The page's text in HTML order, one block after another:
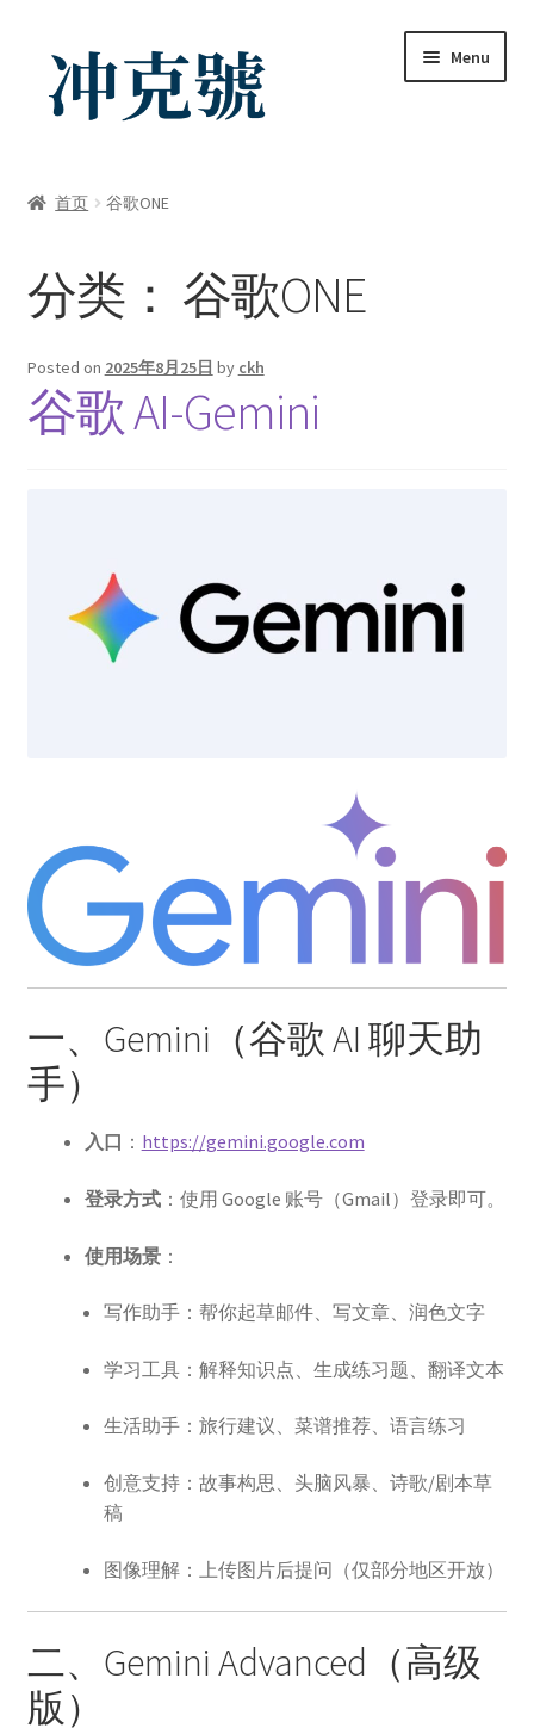
navigation
content
Menu
YouTube会员
商店
我的帐户
机场订阅
流媒体账号
环球巴士
谷歌产品
苹果礼品卡付款页：
谷歌One
谷歌代购
谷歌礼品卡
土耳其礼品卡
日本礼品卡
英国礼品卡
首页 谷歌ONE
分类： 谷歌ONE
Posted on 2025年8月25日 by ckh
谷歌 AI-Gemini
一、Gemini（谷歌 AI 聊天助
手）
入口 ： https://gemini.google.com
登录方式：使用 Google 账号（Gmail）登录即可。
使用场景：
写作助手：帮你起草邮件、写文章、润色文字
学习工具：解释知识点、生成练习题、翻译文本
生活助手：旅行建议、菜谱推荐、语言练习
创意支持：故事构思、头脑风暴、诗歌/剧本草
稿
图像理解：上传图片后提问（仅部分地区开放）
二、Gemini Advanced（高级
版）